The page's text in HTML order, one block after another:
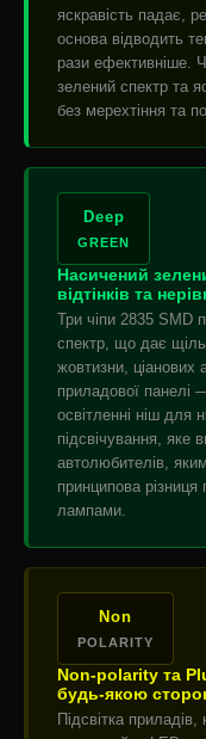
яскравість падає,
основа відводить
рази ефективніше.
зелений спектр та
без мерехтіння та
Deep
GREEN
Насичений
відтінків та
Три чіпи 2835 SMD
спектр, що дає
жовтизни, ціанових
приладової панелі
освітленні ніш для
підсвічування, яке
автолюбителів,
принципова
лампами.
Non
POLARITY
Non-polarity та
будь-якою
Підсвітка